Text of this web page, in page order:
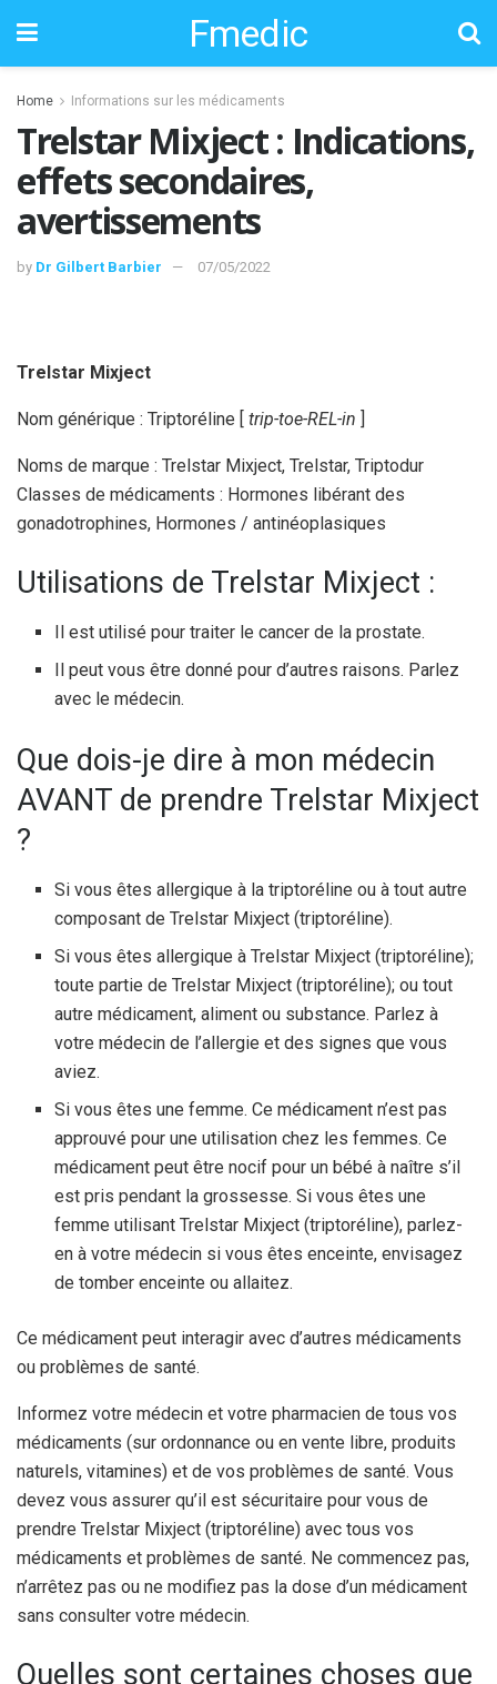
Fmedic
Home Informations sur les médicaments
Trelstar Mixject : Indications,
effets secondaires,
avertissements
by Dr Gilbert Barbier 07/05/2022
Trelstar Mixject
Nom générique : Triptoréline [ trip-toe-REL-in ]
Noms de marque : Trelstar Mixject, Trelstar, Triptodur
Classes de médicaments : Hormones libérant des
gonadotrophines, Hormones / antinéoplasiques
Utilisations de Trelstar Mixject :
Il est utilisé pour traiter le cancer de la prostate.
Il peut vous être donné pour d’autres raisons. Parlez
avec le médecin.
Que dois-je dire à mon médecin
AVANT de prendre Trelstar Mixject
?
Si vous êtes allergique à la triptoréline ou à tout autre
composant de Trelstar Mixject (triptoréline).
Si vous êtes allergique à Trelstar Mixject (triptoréline);
toute partie de Trelstar Mixject (triptoréline); ou tout
autre médicament, aliment ou substance. Parlez à
votre médecin de l’allergie et des signes que vous
aviez.
Si vous êtes une femme. Ce médicament n’est pas
approuvé pour une utilisation chez les femmes. Ce
médicament peut être nocif pour un bébé à naître s’il
est pris pendant la grossesse. Si vous êtes une
femme utilisant Trelstar Mixject (triptoréline), parlez-
en à votre médecin si vous êtes enceinte, envisagez
de tomber enceinte ou allaitez.
Ce médicament peut interagir avec d’autres médicaments
ou problèmes de santé.
Informez votre médecin et votre pharmacien de tous vos
médicaments (sur ordonnance ou en vente libre, produits
naturels, vitamines) et de vos problèmes de santé. Vous
devez vous assurer qu’il est sécuritaire pour vous de
prendre Trelstar Mixject (triptoréline) avec tous vos
médicaments et problèmes de santé. Ne commencez pas,
n’arrêtez pas ou ne modifiez pas la dose d’un médicament
sans consulter votre médecin.
Quelles sont certaines choses que